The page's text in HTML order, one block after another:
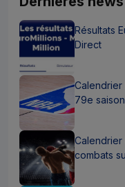
Résultats
Direct
Calendrier
79e
Calendrier
combats